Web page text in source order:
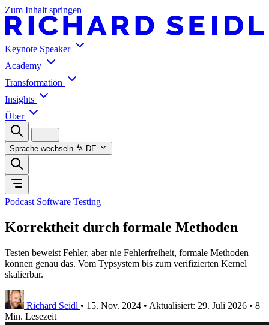
Zum Inhalt springen
Keynote Speaker
Academy
Transformation
Insights
Über
Sprache wechseln DE
Podcast Software Testing
Korrektheit durch formale Methoden
Testen beweist Fehler, aber nie Fehlerfreiheit, formale Methoden
können genau das. Vom Typsystem bis zum verifizierten Kernel
skalierbar.
Richard Seidl • 15. Nov. 2024 • Aktualisiert: 29. Juli 2026 • 8
Min. Lesezeit